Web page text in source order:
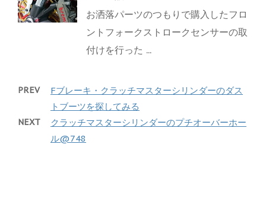
お洒落パーツのつもりで購入したフロ
ントフォークストロークセンサーの取
付けを行った ...
PREV
Fブレーキ・クラッチマスターシリンダーのダス
トブーツを探してみる
NEXT
クラッチマスターシリンダーのプチオーバーホー
ル@748